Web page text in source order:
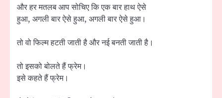
और हर मतलब आप सोचिए कि एक बार हाथ ऐसे
हुआ, अगली बार ऐसे हुआ, अगली बार ऐसे हुआ।
तो वो फिल्म हटती जाती है और नई बनती जाती है।
तो इसको बोलते हैं फ्रेम।
इसे कहते हैं फ्रेम।